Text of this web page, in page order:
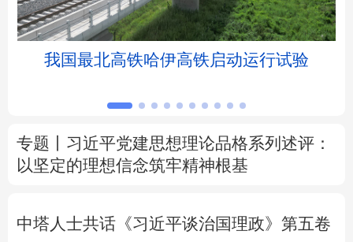
辽宁 吉林 上海 江苏
广东 广西 海南
我国最北高铁哈伊高铁启动运行试验
专题丨 习近平党建思想理论品格系列述评：
以坚定的理想信念筑牢精神根基
中塔人士共话《习近平谈治国理政》第五卷